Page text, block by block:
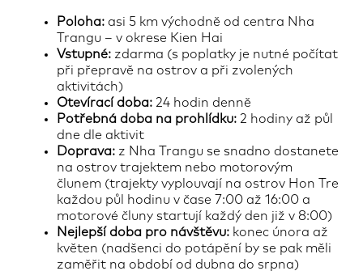
Poloha: asi 5 km východně od centra Nha
Trangu – v okrese Kien Hai
Vstupné: zdarma (s poplatky je nutné počítat
při přepravě na ostrov a při zvolených
aktivitách)
Otevírací doba: 24 hodin denně
Potřebná doba na prohlídku: 2 hodiny až půl
dne dle aktivit
Doprava: z Nha Trangu se snadno dostanete
na ostrov trajektem nebo motorovým
člunem (trajekty vyplouvají na ostrov Hon Tre
každou půl hodinu v čase 7:00 až 16:00 a
motorové čluny startují každý den již v 8:00)
Nejlepší doba pro návštěvu: konec února až
květen (nadšenci do potápění by se pak měli
zaměřit na období od dubna do srpna)